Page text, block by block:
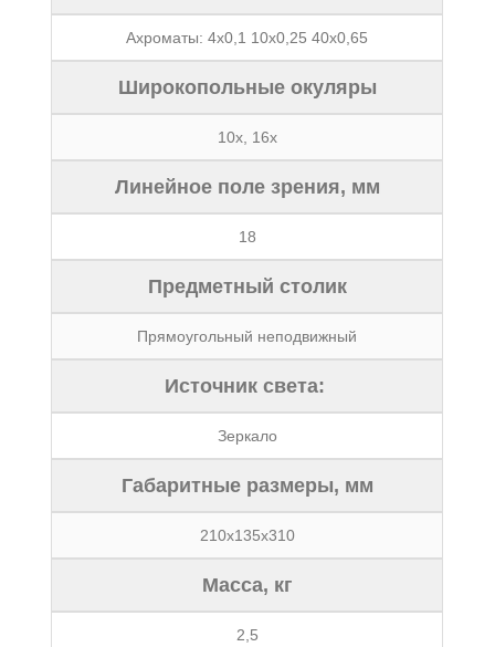
Ахроматы: 4х0,1 10х0,25 40х0,65
Широкопольные окуляры
10х, 16х
Линейное поле зрения, мм
18
Предметный столик
Прямоугольный неподвижный
Источник света:
Зеркало
Габаритные размеры, мм
210х135х310
Масса, кг
2,5